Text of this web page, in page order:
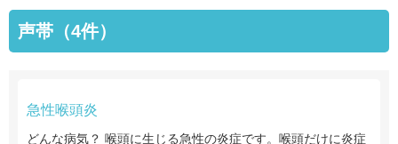
声帯（4件）
急性喉頭炎
どんな病気？ 喉頭に生じる急性の炎症です。喉頭だけに炎症